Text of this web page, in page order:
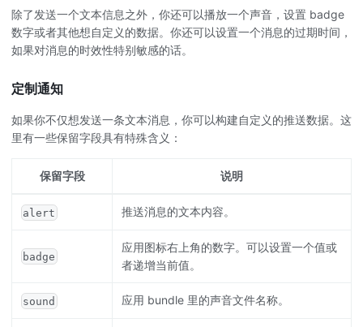
除了发送一个文本信息之外，你还可以播放一个声音，设置 badge
数字或者其他想自定义的数据。你还可以设置一个消息的过期时间，
如果对消息的时效性特别敏感的话。
定制通知
如果你不仅想发送一条文本消息，你可以构建自定义的推送数据。这
里有一些保留字段具有特殊含义：
保留字段 说明
alert 推送消息的文本内容。
badge
应用图标右上角的数字。可以设置一个值或
者递增当前值。
sound 应用 bundle 里的声音文件名称。